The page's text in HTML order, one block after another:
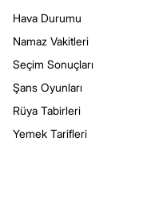
Hava Durumu
Namaz Vakitleri
Seçim Sonuçları
Şans Oyunları
Rüya Tabirleri
Yemek Tarifleri